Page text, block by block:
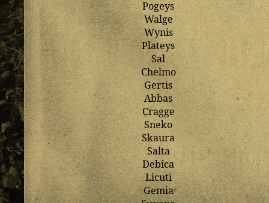
Pogeys
Walge
Wynis
Plateys
Sal
Chelmo
Gertis
Abbas
Cragge
Sneko
Skaura
Salta
Debica
Licuti
Gemia